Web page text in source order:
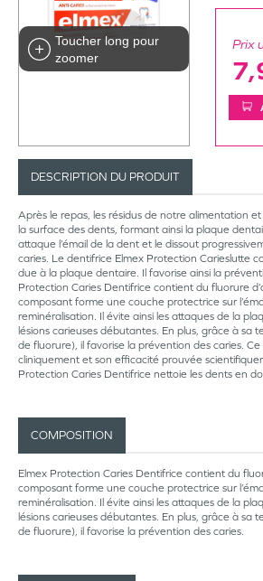
Toucher long pour
zoomer
Prix
DESCRIPTION DU PRODUIT
Après le repas, les résidus de notre alimentation
la surface des dents, formant ainsi la plaque
attaque l’émail de la dent et le dissout
caries. Le dentifrice Elmex Protection Carieslutte
due à la plaque dentaire. Il favorise ainsi la
Protection Caries Dentifrice contient du fluorure
composant forme une couche protectrice sur
reminéralisation. Il évite ainsi les attaques de la
lésions carieuses débutantes. En plus, grâce à
de fluorure), il favorise la prévention des caries.
cliniquement et son efficacité prouvée
Protection Caries Dentifrice nettoie les dents en
COMPOSITION
Elmex Protection Caries Dentifrice contient du
composant forme une couche protectrice sur
reminéralisation. Il évite ainsi les attaques de la
lésions carieuses débutantes. En plus, grâce à
de fluorure), il favorise la prévention des caries.